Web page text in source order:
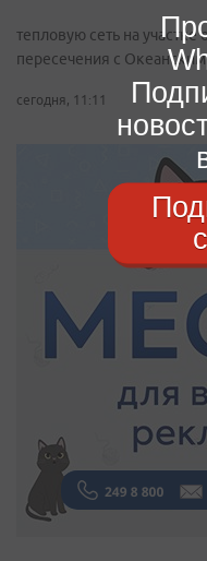
тепловую сеть на участке
пересечения с
сегодня, 11:11